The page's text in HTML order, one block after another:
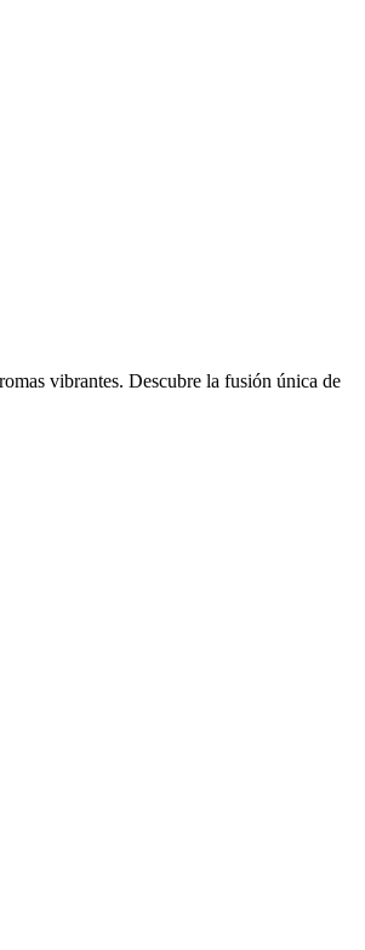
vibrantes. Descubre la fusión única de